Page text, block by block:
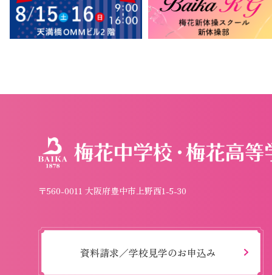
〒560-0011 大阪府豊中市上野西1-5-30
資料請求／学校見学のお申込み